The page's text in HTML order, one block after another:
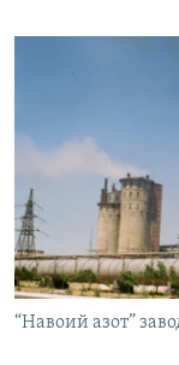
“Навоий азот”